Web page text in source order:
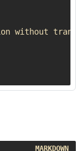
without